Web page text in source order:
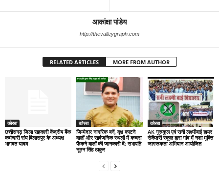
आकांक्षा पांडेय
http://thevalleygraph.com
RELATED ARTICLES MORE FROM AUTHOR
कोरबा
छत्तीसगढ़ जिला सहकारी केंद्रीय बैंक
कर्मचारी संघ बिलासपुर के अध्यक्ष
भागवत यादव
कोरबा
जिम्मेदार नागरिक बनें, वृक्ष काटने
वालों और सार्वजनिक स्थलों में कचरा
फेंकने वालों की जानकारी दें: सभापति
नूतन सिंह ठाकुर
कोरबा
AK गुरुकुल एवं रानी लक्ष्मीबाई हायर
सेकेंडरी स्कूल द्वारा गांव में नशा मुक्ति
जागरूकता अभियान आयोजित